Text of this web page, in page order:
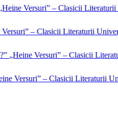
Versuri” – Clasicii Literaturii
Versuri” – Clasicii Literaturii
„Heine Versuri” – Clasicii
Versuri” – Clasicii Literaturii